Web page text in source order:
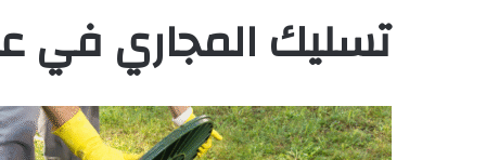
تسليك المجاري في